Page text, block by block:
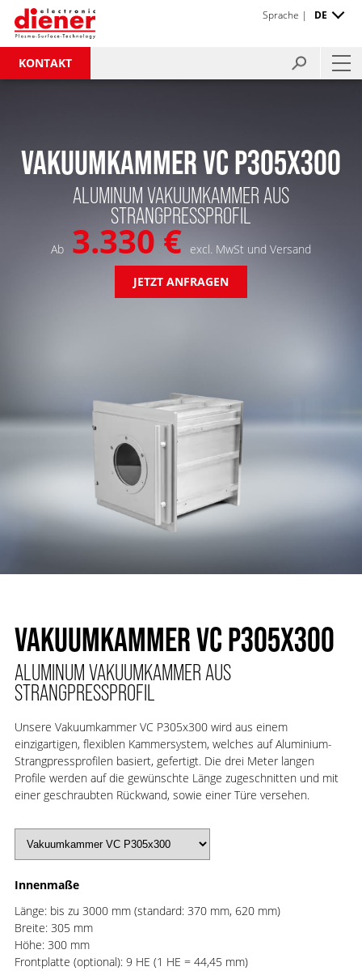
KONTAKT
Sprache | DE
VAKUUMKAMMER VC P305X300
ALUMINUM VAKUUMKAMMER AUS
STRANGPRESSPROFIL
Ab 3.330 € excl. MwSt und Versand
JETZT ANFRAGEN
VAKUUMKAMMER VC P305X300
ALUMINUM VAKUUMKAMMER AUS
STRANGPRESSPROFIL
Unsere Vakuumkammer VC P305x300 wird aus einem
einzigartigen, flexiblen Kammersystem, welches auf Aluminium-
Strangpressprofilen basiert, gefertigt. Die drei Meter langen
Profile werden auf die gewünschte Länge zugeschnitten und mit
einer geschraubten Rückwand, sowie einer Türe versehen.
Innenmaße
Länge: bis zu 3000 mm (standard: 370 mm, 620 mm)
Breite: 305 mm
Höhe: 300 mm
Frontplatte (optional): 9 HE (1 HE = 44,45 mm)